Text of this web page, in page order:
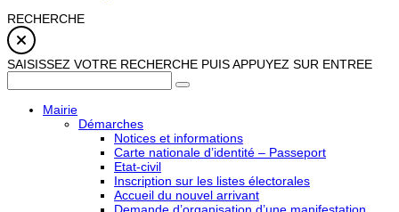
RECHERCHE
SAISISSEZ VOTRE RECHERCHE PUIS APPUYEZ SUR ENTREE
Mairie
Démarches
Notices et informations
Carte nationale d’identité – Passeport
Etat-civil
Inscription sur les listes électorales
Accueil du nouvel arrivant